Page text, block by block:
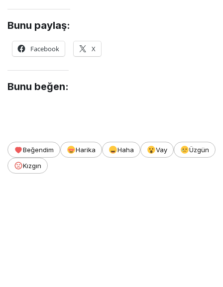
Bunu paylaş:
Facebook X
Bunu beğen:
Beğendim Harika Haha Vay
Üzgün
Kızgın